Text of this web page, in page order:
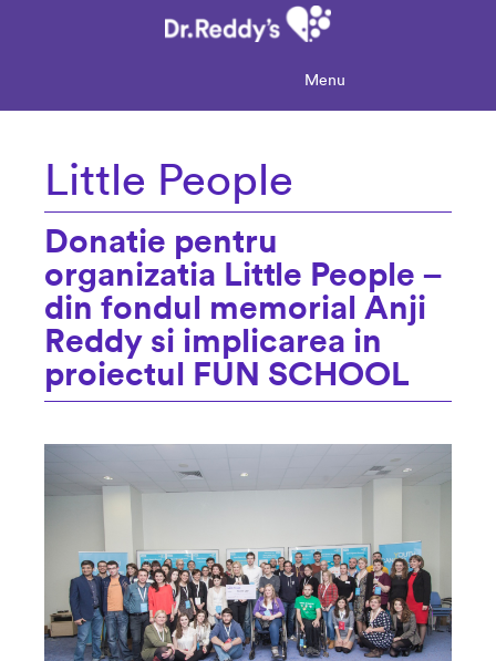
Menu
Little People
Donatie pentru
organizatia Little People –
din fondul memorial Anji
Reddy si implicarea in
proiectul FUN SCHOOL